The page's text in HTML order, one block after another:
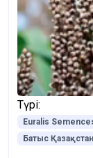
Түрі:
Euralis
Батыс